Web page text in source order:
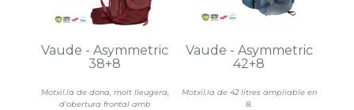
Motxil.la de dona, molt lleugera,
d'obertura frontal amb
Vaude - Asymmetric
38+8
Motxil.la de 42 litres ampliable en
8.
Vaude - Asymmetric
42+8